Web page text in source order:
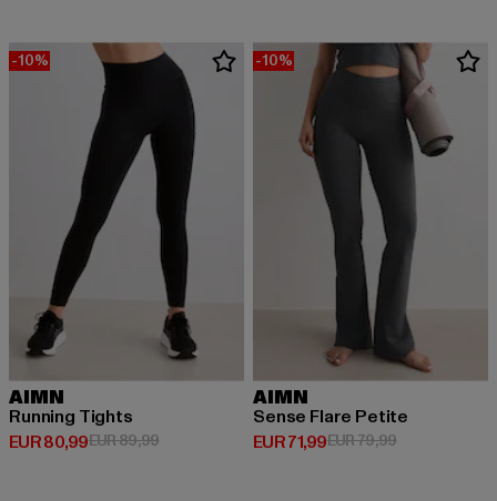
-10%
AIMN
Running Tights
EUR 80,99
Derzeitiger Preis: EUR 80,99
EUR 89,99Aktionspreis: EUR 89,99
-10%
AIMN
Sense Flare Petite
EUR 71,99
Derzeitiger Preis: EUR 71,99
EUR 79,99Aktionspreis: